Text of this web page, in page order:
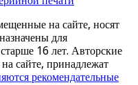
на сайте, носят
для
16 лет. Авторские
сайте, принадлежат
рекомендательные